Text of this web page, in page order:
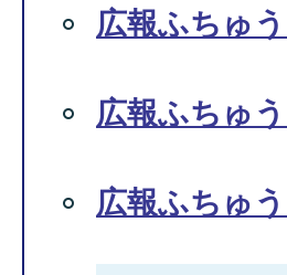
広報ふちゅ
広報ふちゅ
広報ふちゅ